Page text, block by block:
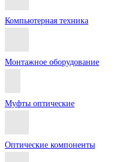
Компьютерная техника
Монтажное оборудование
Муфты оптические
Оптические компоненты